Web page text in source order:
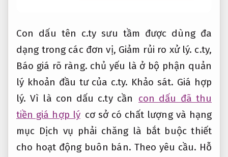
Con dấu tên c.ty sưu tầm được dùng đa
dạng trong các đơn vị, Giảm rủi ro xử lý. c.ty,
Báo giá rõ ràng. chủ yếu là ở bộ phận quản
lý khoản đầu tư của c.ty. Khảo sát. Giá hợp
lý. Vì là con dấu c.ty cần
con dấu đã thu
tiền giá hợp lý cơ sở có chất lượng và hạng
mục Dịch vụ phải chăng là bắt buộc thiết
cho hoạt động buôn bán. Theo yêu cầu. Hỗ